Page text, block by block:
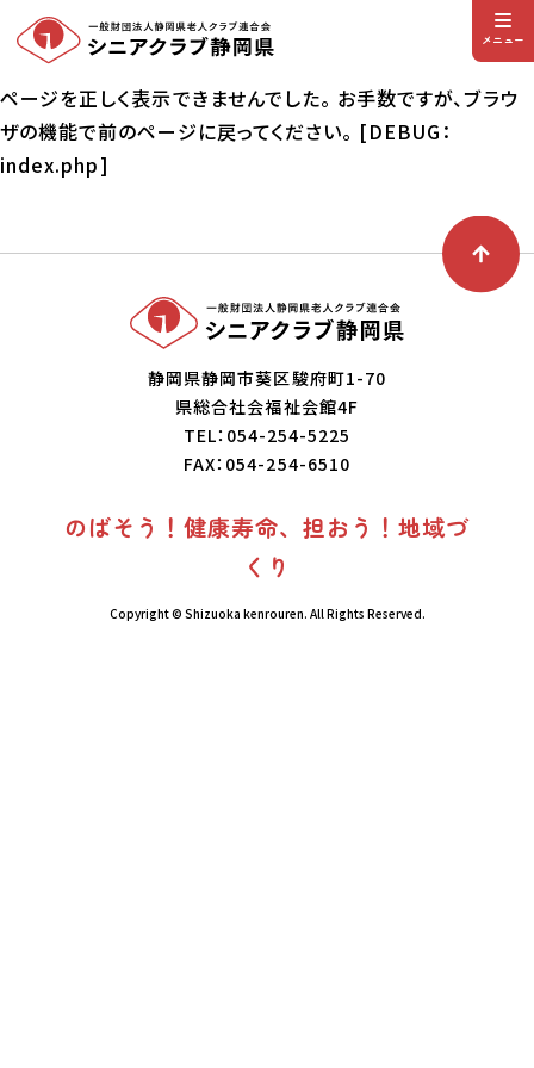
メニュー
ページを正しく表示できませんでした。 お手数ですが、ブラウ
ザの機能で前のページに戻ってください。 [DEBUG：
index.php]
静岡県静岡市葵区駿府町1-70
県総合社会福祉会館4F
TEL：054-254-5225
FAX：054-254-6510
のばそう！健康寿命、担おう！地域づ
くり
Copyright © Shizuoka kenrouren. All Rights Reserved.